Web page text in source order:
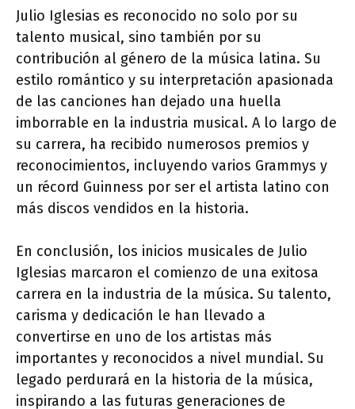
Julio Iglesias es reconocido no solo por su
talento musical, sino también por su
contribución al género de la música latina. Su
estilo romántico y su interpretación apasionada
de las canciones han dejado una huella
imborrable en la industria musical. A lo largo de
su carrera, ha recibido numerosos premios y
reconocimientos, incluyendo varios Grammys y
un récord Guinness por ser el artista latino con
más discos vendidos en la historia.
En conclusión, los inicios musicales de Julio
Iglesias marcaron el comienzo de una exitosa
carrera en la industria de la música. Su talento,
carisma y dedicación le han llevado a
convertirse en uno de los artistas más
importantes y reconocidos a nivel mundial. Su
legado perdurará en la historia de la música,
inspirando a las futuras generaciones de